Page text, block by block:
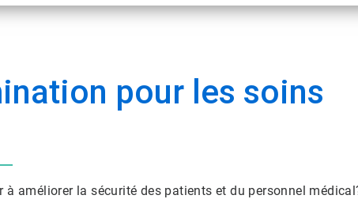
pour les soins
à améliorer la sécurité des patients et du personnel